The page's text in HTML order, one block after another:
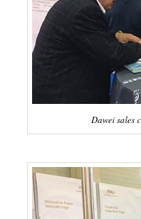
Dawei sales